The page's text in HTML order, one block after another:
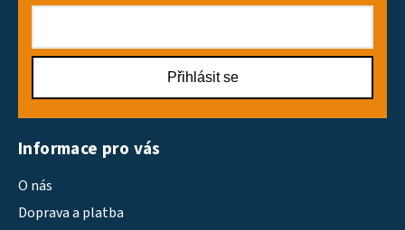
Přihlásit se
Informace pro vás
O nás
Doprava a platba